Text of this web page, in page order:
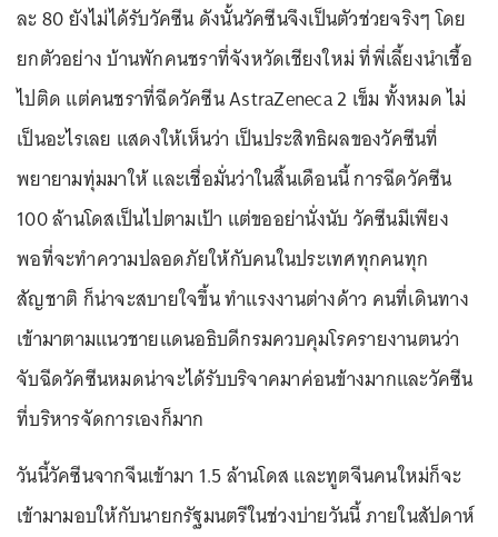
ละ 80 ยังไม่ได้รับวัคซีน ดังนั้นวัคซีนจึงเป็นตัวช่วยจริงๆ โดย
ยกตัวอย่าง บ้านพักคนชราที่จังหวัดเชียงใหม่ ที่พี่เลี้ยงนำเชื้อ
ไปติด แต่คนชราที่ฉีดวัคซีน AstraZeneca 2 เข็ม ทั้งหมด ไม่
เป็นอะไรเลย แสดงให้เห็นว่า เป็นประสิทธิผลของวัคซีนที่
พยายามทุ่มมาให้ และเชื่อมั่นว่าในสิ้นเดือนนี้ การฉีดวัคซีน
100 ล้านโดสเป็นไปตามเป้า แต่ขออย่านั่งนับ วัคซีนมีเพียง
พอที่จะทำความปลอดภัยให้กับคนในประเทศทุกคนทุก
สัญชาติ ก็น่าจะสบายใจขึ้น ทำแรงงานต่างด้าว คนที่เดินทาง
เข้ามาตามแนวชายแดนอธิบดีกรมควบคุมโรครายงานตนว่า
จับฉีดวัคซีนหมดน่าจะได้รับบริจาคมาค่อนข้างมากและวัคซีน
ที่บริหารจัดการเองก็มาก
วันนี้วัคซีนจากจีนเข้ามา 1.5 ล้านโดส และทูตจีนคนใหม่ก็จะ
เข้ามามอบให้กับนายกรัฐมนตรีในช่วงบ่ายวันนี้ ภายในสัปดาห์